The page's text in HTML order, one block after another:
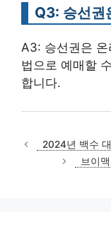
Q3: 승선권
A3: 승선권은
법으로 예매할
합니다.
2024년 백수
브이